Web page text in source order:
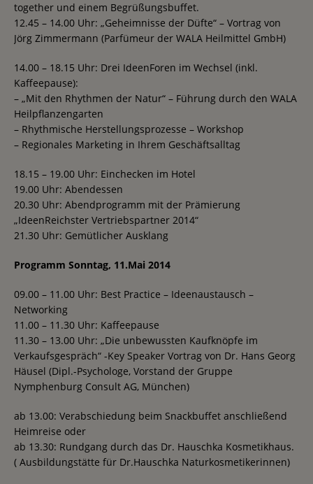
together und einem Begrüßungsbuffet.
12.45 – 14.00 Uhr: „Geheimnisse der Düfte“ – Vortrag von
Jörg Zimmermann (Parfümeur der WALA Heilmittel GmbH)
14.00 – 18.15 Uhr: Drei IdeenForen im Wechsel (inkl.
Kaffeepause):
– „Mit den Rhythmen der Natur“ – Führung durch den WALA
Heilpflanzengarten
– Rhythmische Herstellungsprozesse – Workshop
– Regionales Marketing in Ihrem Geschäftsalltag
18.15 – 19.00 Uhr: Einchecken im Hotel
19.00 Uhr: Abendessen
20.30 Uhr: Abendprogramm mit der Prämierung
„IdeenReichster Vertriebspartner 2014“
21.30 Uhr: Gemütlicher Ausklang
Programm Sonntag, 11.Mai 2014
09.00 – 11.00 Uhr: Best Practice – Ideenaustausch –
Networking
11.00 – 11.30 Uhr: Kaffeepause
11.30 – 13.00 Uhr: „Die unbewussten Kaufknöpfe im
Verkaufsgespräch“ -Key Speaker Vortrag von Dr. Hans Georg
Häusel (Dipl.-Psychologe, Vorstand der Gruppe
Nymphenburg Consult AG, München)
ab 13.00: Verabschiedung beim Snackbuffet anschließend
Heimreise oder
ab 13.30: Rundgang durch das Dr. Hauschka Kosmetikhaus.
( Ausbildungstätte für Dr.Hauschka Naturkosmetikerinnen)